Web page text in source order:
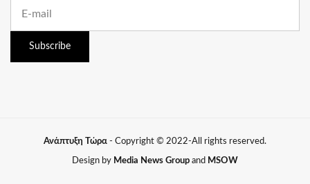
a
Subscribe
Ανάπτυξη Τώρα - Copyright © 2022-All rights reserved.
Design by Media News Group and MSOW